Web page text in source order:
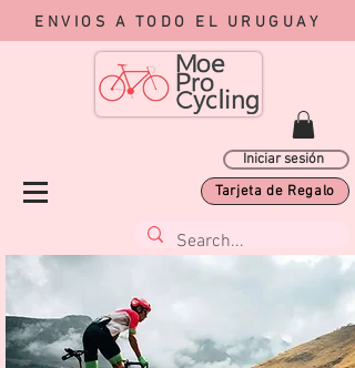
ENVIOS A TODO EL URUGUAY
Tarjeta de Regalo
Iniciar sesión